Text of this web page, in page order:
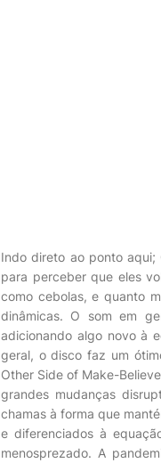
Indo direto ao ponto
para perceber que eles
como cebolas, e quanto
dinâmicas. O som em
adicionando algo novo à
geral, o disco faz um
Other Side of Make-
grandes mudanças
chamas à forma que
e diferenciados à
menosprezado. A